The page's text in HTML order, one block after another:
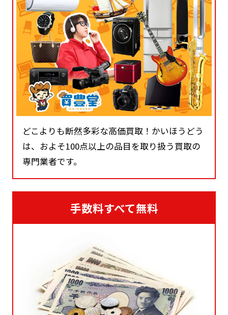
どこよりも断然多彩な高価買取！かいほうどう
は、およそ100点以上の品目を取り扱う買取の
専門業者です。
手数料すべて無料